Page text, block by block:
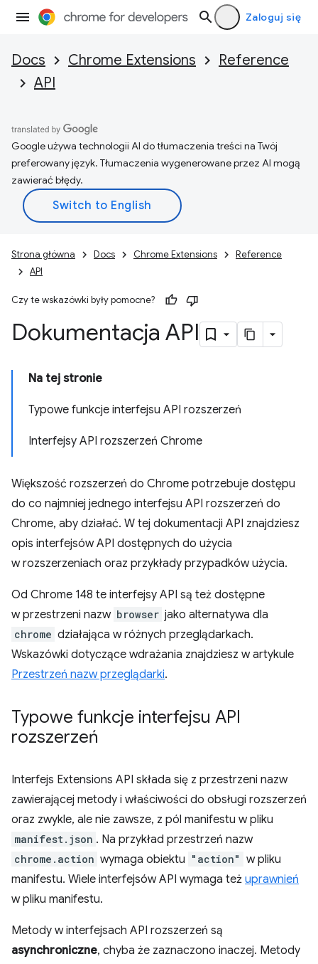
Zaloguj się
Docs Chrome Extensions
Reference
API
Google używa technologii AI do tłumaczenia treści na Twój
preferowany język. Tłumaczenia wygenerowane przez AI mogą
zawierać błędy.
Strona główna Docs Chrome Extensions
Reference
API
Czy te wskazówki były pomocne?
Dokumentacja API
Na tej stronie
Typowe funkcje interfejsu API rozszerzeń
Interfejsy API rozszerzeń Chrome
Większość rozszerzeń do Chrome potrzebuje dostępu
do co najmniej jednego interfejsu API rozszerzeń do
Chrome, aby działać. W tej dokumentacji API znajdziesz
opis interfejsów API dostępnych do użycia
w rozszerzeniach oraz przykłady przypadków użycia.
Od Chrome 148 te interfejsy API są też dostępne
w przestrzeni nazw browser jako alternatywa dla
chrome działająca w różnych przeglądarkach.
Wskazówki dotyczące wdrażania znajdziesz w artykule
Przestrzeń nazw przeglądarki.
Typowe funkcje interfejsu API
rozszerzeń
Interfejs Extensions API składa się z przestrzeni nazw
zawierającej metody i właściwości do obsługi rozszerzeń
oraz zwykle, ale nie zawsze, z pól manifestu w pliku
manifest.json . Na przykład przestrzeń nazw
chrome.action wymaga obiektu "action" w pliku
manifestu. Wiele interfejsów API wymaga też uprawnień
w pliku manifestu.
Metody w interfejsach API rozszerzeń są
asynchroniczne, chyba że zaznaczono inaczej. Metody